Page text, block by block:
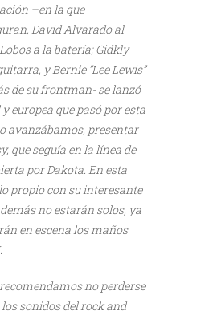
–en la que
David Alvarado al
a la batería; Gidkly
y Bernie “Lee Lewis”
de su frontman- se lanzó
europea que pasó por esta
avanzábamos, presentar
que seguía en la línea de
por Dakota. En esta
propio con su interesante
no estarán solos, ya
en escena los maños
no perderse
sonidos del rock and